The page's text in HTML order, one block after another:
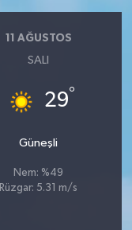
11 AĞUSTOS
SALI
29°
Güneşli
Nem: %49
Rüzgar: 5.31 m/s